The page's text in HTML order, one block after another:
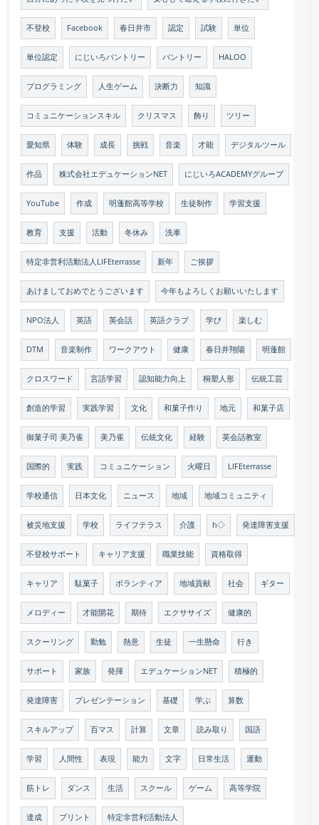
不登校 Facebook 春日井市 認定 試験 単位
単位認定 にじいろパントリー パントリー HALOO
プログラミング 人生ゲーム 決断力 知識
コミュニケーションスキル クリスマス 飾り ツリー
愛知県 体験 成長 挑戦 音楽 才能 デジタルツール
作品 株式会社エデュケーションNET にじいろACADEMYグループ
YouTube 作成 明蓬館高等学校 生徒制作 学習支援
教育 支援 活動 冬休み 洗車
特定非営利活動法人LIFEterrasse 新年 ご挨拶
あけましておめでとうございます 今年もよろしくお願いいたします
NPO法人 英語 英会話 英語クラブ 学び 楽しむ
DTM 音楽制作 ワークアウト 健康 春日井翔陽 明蓬館
クロスワード 言語学習 認知能力向上 桐塑人形 伝統工芸
創造的学習 実践学習 文化 和菓子作り 地元 和菓子店
御菓子司 美乃雀 美乃雀 伝統文化 経験 英会話教室
国際的 実践 コミュニケーション 火曜日 LIFEterrasse
学校通信 日本文化 ニュース 地域 地域コミュニティ
被災地支援 学校 ライフテラス 介護 h◇ 発達障害支援
不登校サポート キャリア支援 職業技能 資格取得
キャリア 駄菓子 ボランティア 地域貢献 社会 ギター
メロディー 才能開花 期待 エクササイズ 健康的
スクーリング 勤勉 熱意 生徒 一生懸命 行き
サポート 家族 発揮 エデュケーションNET 積極的
発達障害 プレゼンテーション 基礎 学ぶ 算数
スキルアップ 百マス 計算 文章 読み取り 国語
学習 人間性 表現 能力 文字 日常生活 運動
筋トレ ダンス 生活 スクール ゲーム 高等学院
達成 プリント 特定非営利活動法人